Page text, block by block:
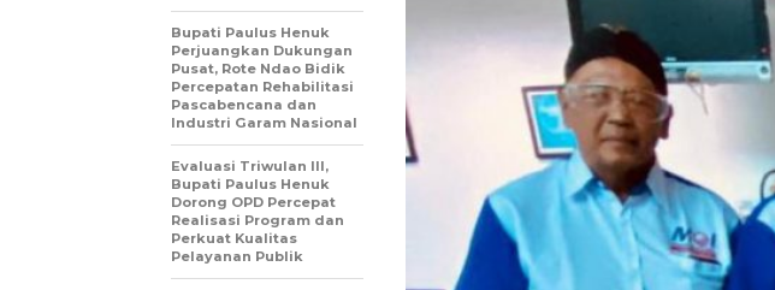
Bupati Paulus Henuk
Perjuangkan Dukungan
Pusat, Rote Ndao Bidik
Percepatan Rehabilitasi
Pascabencana dan
Industri Garam Nasional
Evaluasi Triwulan III,
Bupati Paulus Henuk
Dorong OPD Percepat
Realisasi Program dan
Perkuat Kualitas
Pelayanan Publik